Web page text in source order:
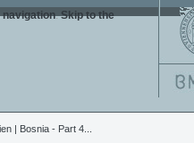
navigation. Skip to the
| Bosnia - Part 4...